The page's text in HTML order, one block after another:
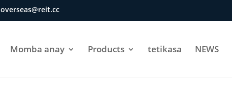
overseas@reit.cc
Momba anay Products tetikasa NEWS